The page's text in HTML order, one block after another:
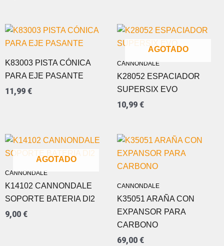
K83003 PISTA CÓNICA
PARA EJE PASANTE
11,99 €
AGOTADO
CANNONDALE
K28052 ESPACIADOR
SUPERSIX EVO
10,99 €
AGOTADO
CANNONDALE
K14102 CANNONDALE
SOPORTE BATERIA DI2
9,00 €
CANNONDALE
K35051 ARAÑA CON
EXPANSOR PARA
CARBONO
69,00 €